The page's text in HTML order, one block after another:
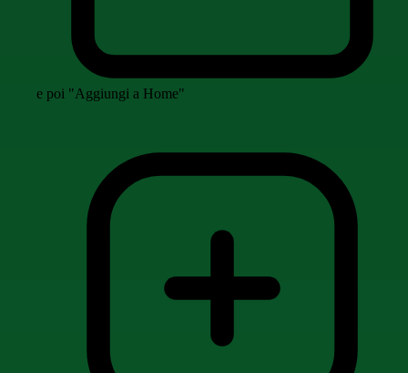
e poi "Aggiungi a Home"